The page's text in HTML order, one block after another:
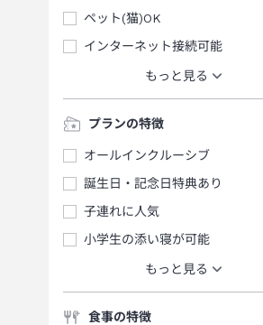
ペット(猫)OK
インターネット接続可能
もっと見る
プランの特徴
オールインクルーシブ
誕生日・記念日特典あり
子連れに人気
小学生の添い寝が可能
もっと見る
食事の特徴